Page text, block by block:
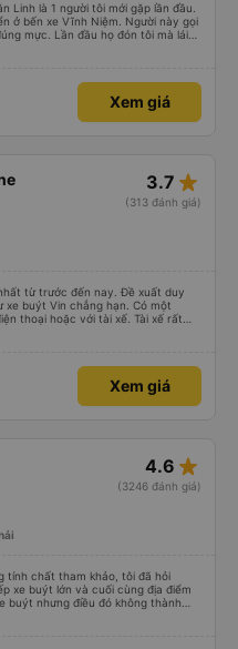
Linh là 1 người tôi mới gặp lần đầu.
ở bến xe Vĩnh Niệm. Người này gọi
mực. Lần đầu họ đón tôi mà lái
quãng đường ngập nước dài gần
túi và mang theo bên người. Tôi
cũng như cách đào tạo nhân viên
dương lái xe này (số điện thoại
Xem giá
3.7 star_rate
(313 đánh giá)
từ trước đến nay. Đề xuất duy
buýt Vin chẳng hạn. Có một
thoại hoặc với tài xế. Tài xế rất
chí cả trẻ nhỏ cũng rất chu đáo.
Xem giá
4.6 star_rate
(3246 đánh giá)
tính chất tham khảo, tôi đã hỏi
xe buýt lớn và cuối cùng địa điểm
buýt nhưng điều đó không thành
Nội nhưng đã nghỉ rất lâu ở sân